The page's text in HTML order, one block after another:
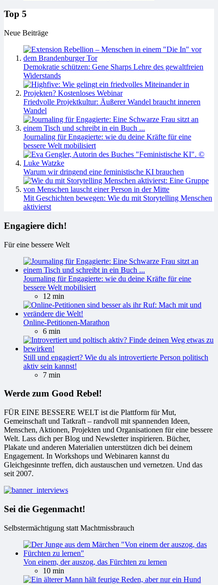
Top 5
Neue Beiträge
Demokratie schützen: Gene Sharps Lehre des gewaltfreien
Widerstands
Friedvolle Projektkultur: Äußerer Wandel braucht inneren
Wandel
Journaling für Engagierte: wie du deine Kräfte für eine
bessere Welt mobilisiert
Warum wir dringend eine feministische KI brauchen
Mit Geschichten bewegen: Wie du mit Storytelling Menschen
aktivierst
Engagiere dich!
Für eine bessere Welt
Journaling für Engagierte: wie du deine Kräfte für eine
bessere Welt mobilisiert
12 min
Online-Petitionen-Marathon
6 min
Still und engagiert? Wie du als introvertierte Person politisch
aktiv sein kannst!
7 min
Werde zum Good Rebel!
FÜR EINE BESSERE WELT ist die Plattform für Mut,
Gemeinschaft und Tatkraft – randvoll mit spannenden Ideen,
Menschen, Aktionen, Projekten und Organisationen für eine bessere
Welt. Lass dich per Blog und Newsletter inspirieren. Bücher,
Plakate und anderen Materialien unterstützen dich bei deinem
Engagement. In Workshops und Webinaren kannst du
Gleichgesinnte treffen, dich austauschen und vernetzen. Und das
seit 2007.
Sei die Gegenmacht!
Selbstermächtigung statt Machtmissbrauch
Von einem, der auszog, das Fürchten zu lernen
10 min